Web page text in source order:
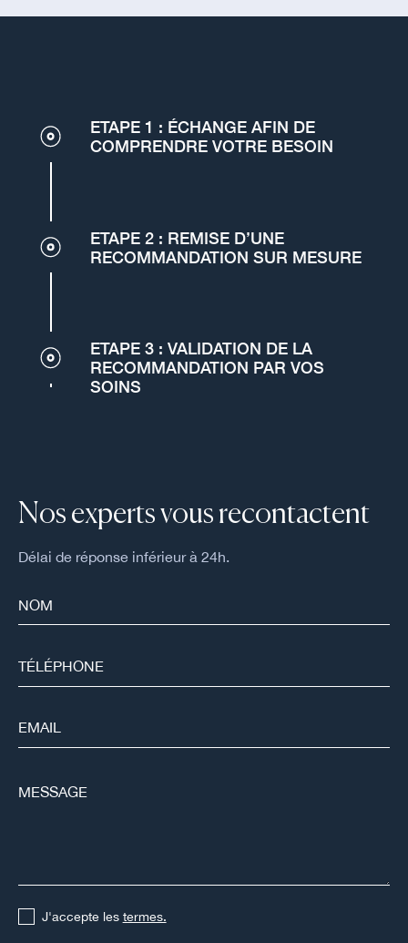
ETAPE 1 : ÉCHANGE AFIN DE
COMPRENDRE VOTRE BESOIN
ETAPE 2 : REMISE D’UNE
RECOMMANDATION SUR MESURE
ETAPE 3 : VALIDATION DE LA
RECOMMANDATION PAR VOS
SOINS
Nos experts vous recontactent
Délai de réponse inférieur à 24h.
J'accepte les termes.